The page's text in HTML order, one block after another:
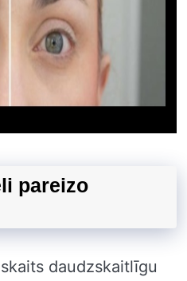
pareizo
daudzskaitlīgu